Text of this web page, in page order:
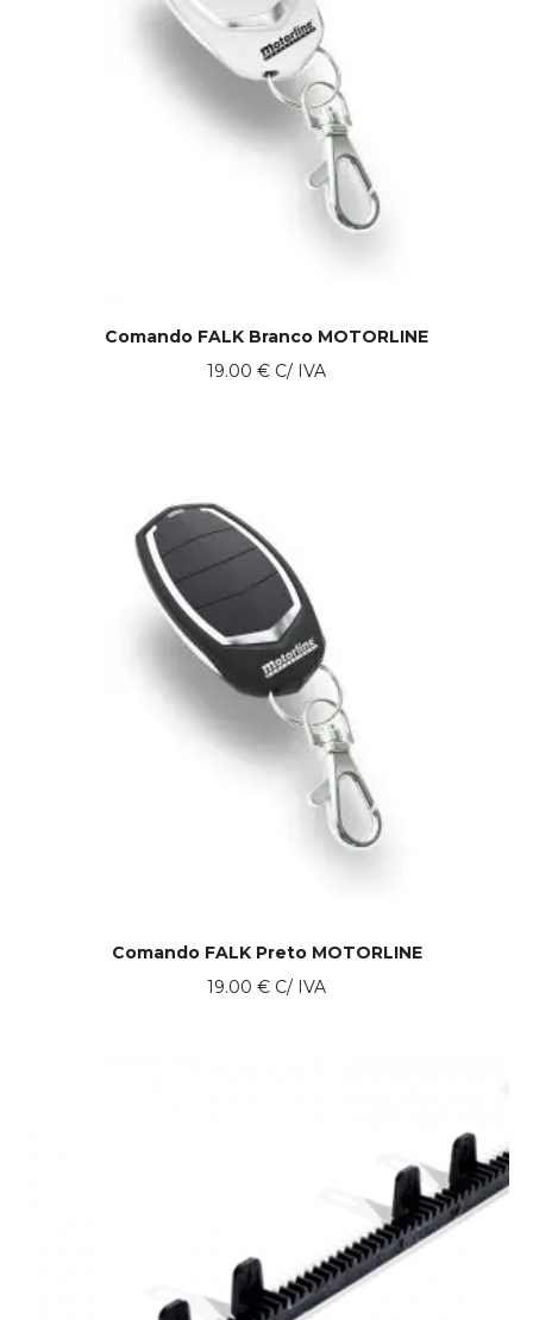
Comando FALK Branco MOTORLINE
19.00 € C/ IVA
Comando FALK Preto MOTORLINE
19.00 € C/ IVA